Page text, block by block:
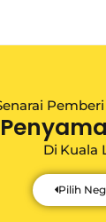
Di Kuala
Pilih